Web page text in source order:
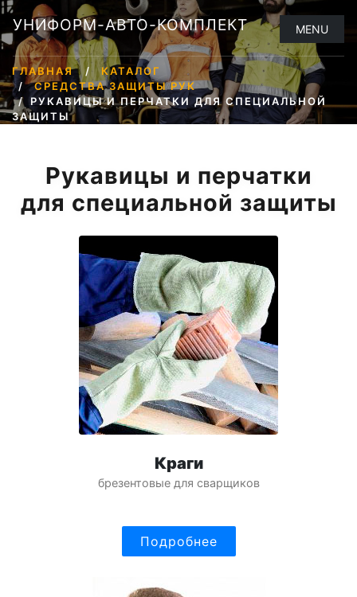
УНИФОРМ-АВТО-КОМПЛЕКТ MENU
ГЛАВНАЯ
КАТАЛОГ
СРЕДСТВА ЗАЩИТЫ РУК
РУКАВИЦЫ И ПЕРЧАТКИ ДЛЯ СПЕЦИАЛЬНОЙ
ЗАЩИТЫ
Рукавицы и перчатки
для специальной защиты
Краги
брезентовые для сварщиков
Подробнее